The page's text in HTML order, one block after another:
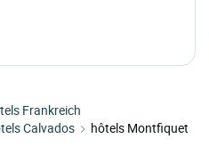
Frankreich
Calvados hôtels Montfiquet